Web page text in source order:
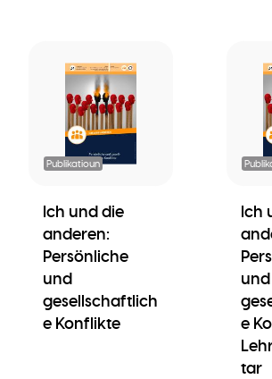
Publikatioun
Ich und die
anderen:
Persönliche
und
gesellschaftlich
e Konflikte
Ich
und
e
tar